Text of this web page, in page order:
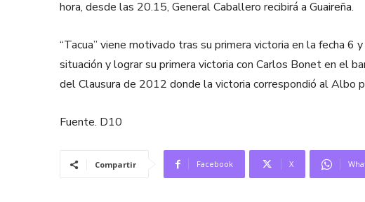
hora, desde las 20.15, General Caballero recibirá a Guaireña.
“Tacua” viene motivado tras su primera victoria en la fecha
situación y lograr su primera victoria con Carlos Bonet en el
del Clausura de 2012 donde la victoria correspondió al Albo
Fuente. D10
Compartir Facebook X